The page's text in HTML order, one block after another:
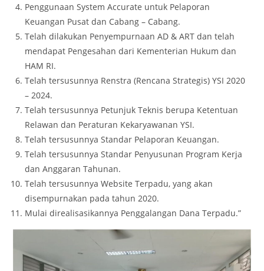
Penggunaan System Accurate untuk Pelaporan
Keuangan Pusat dan Cabang – Cabang.
Telah dilakukan Penyempurnaan AD & ART dan telah
mendapat Pengesahan dari Kementerian Hukum dan
HAM RI.
Telah tersusunnya Renstra (Rencana Strategis) YSI 2020
– 2024.
Telah tersusunnya Petunjuk Teknis berupa Ketentuan
Relawan dan Peraturan Kekaryawanan YSI.
Telah tersusunnya Standar Pelaporan Keuangan.
Telah tersusunnya Standar Penyusunan Program Kerja
dan Anggaran Tahunan.
Telah tersusunnya Website Terpadu, yang akan
disempurnakan pada tahun 2020.
Mulai direalisasikannya Penggalangan Dana Terpadu.”